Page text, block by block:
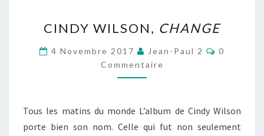
WILSON,
CHANGE
CINDY WILSON, CHANGE
4 Novembre 2017 Jean-Paul 2
0
Commentaire
Tous les matins du monde L’album de Cindy Wilson
porte bien son nom. Celle qui fut non seulement